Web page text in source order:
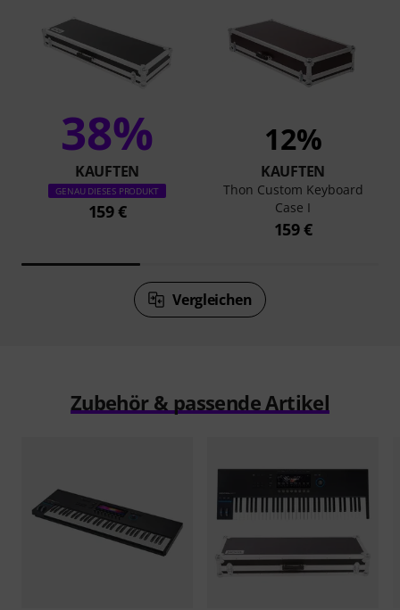
38%
KAUFTEN
GENAU DIESES PRODUKT
159 €
12%
KAUFTEN
Thon Custom Keyboard
Case I
159 €
Vergleichen
Zubehör & passende Artikel